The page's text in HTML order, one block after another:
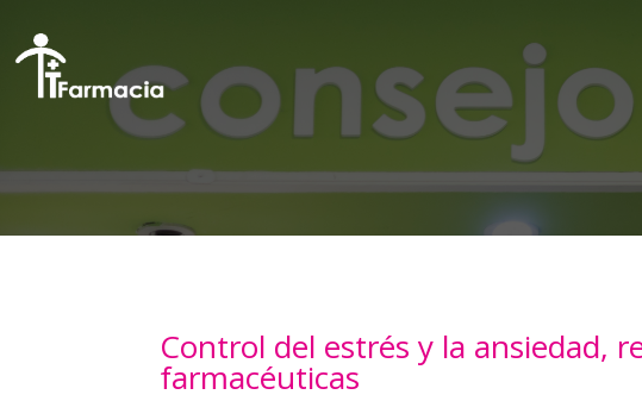
Control del estrés y la ansiedad,
farmacéuticas